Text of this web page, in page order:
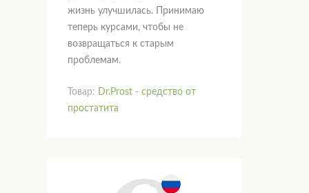
жизнь улучшилась. Принимаю
теперь курсами, чтобы не
возвращаться к старым
проблемам.
Товар: Dr.Prost - средство от
простатита